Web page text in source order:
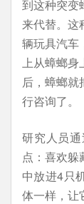
到这种突变
来代替。这
辆玩具汽车
上从蟑螂身
后，蟑螂
行咨询了。
研究人员
点：喜欢
中放进4只
体一样，让